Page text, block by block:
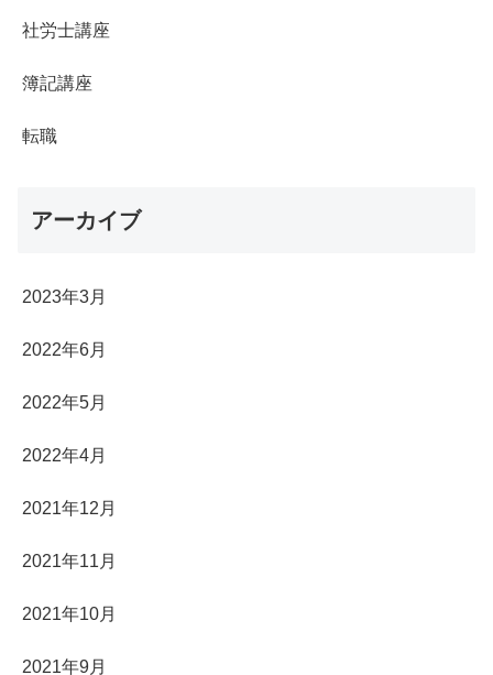
社労士講座
簿記講座
転職
アーカイブ
2023年3月
2022年6月
2022年5月
2022年4月
2021年12月
2021年11月
2021年10月
2021年9月